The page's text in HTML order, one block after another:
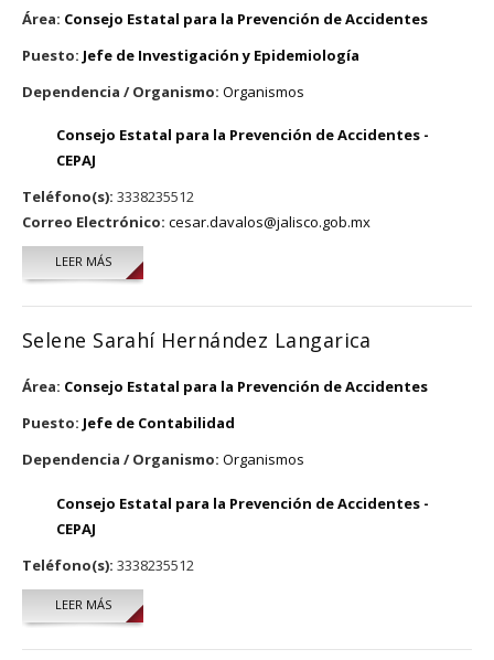
Área: Consejo Estatal para la Prevención de Accidentes
Puesto: Jefe de Investigación y Epidemiología
Dependencia / Organismo: Organismos
Consejo Estatal para la Prevención de Accidentes -
CEPAJ
Teléfono(s): 3338235512
Correo Electrónico: cesar.davalos@jalisco.gob.mx
LEER MÁSSOBRE JULIO CESAR DÁVALOS GUZMÁN
Selene Sarahí Hernández Langarica
Área: Consejo Estatal para la Prevención de Accidentes
Puesto: Jefe de Contabilidad
Dependencia / Organismo: Organismos
Consejo Estatal para la Prevención de Accidentes -
CEPAJ
Teléfono(s): 3338235512
LEER MÁSSOBRE SELENE SARAHÍ HERNÁNDEZ LANGARICA